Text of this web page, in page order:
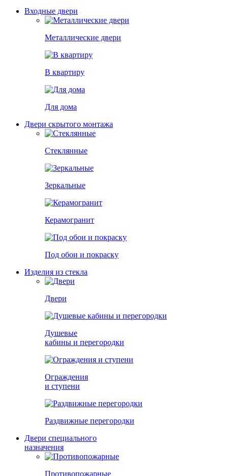
Входные двери
Металлические двери
В квартиру
Для дома
Двери скрытого монтажа
Стеклянные
Зеркальные
Керамогранит
Под обои и покраску
Изделия из стекла
Двери
Душевые
кабины и перегородки
Ограждения
и ступени
Раздвижные перегородки
Двери специального
назначения
Противопожарные